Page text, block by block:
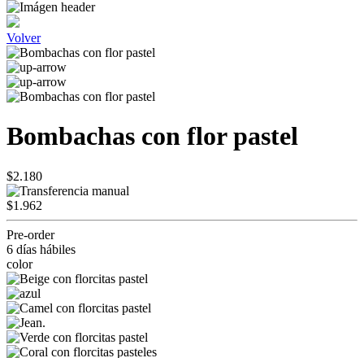
Volver
Bombachas con flor pastel
$2.180
$1.962
Pre-order
6 días hábiles
color